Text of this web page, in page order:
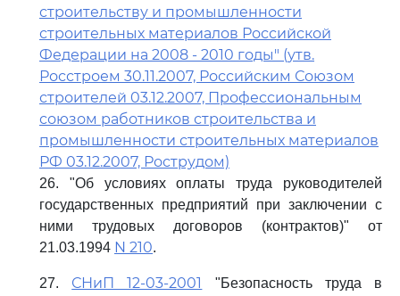
строительству и промышленности
строительных материалов Российской
Федерации на 2008 - 2010 годы" (утв.
Росстроем 30.11.2007, Российским Союзом
строителей 03.12.2007, Профессиональным
союзом работников строительства и
промышленности строительных материалов
РФ 03.12.2007, Рострудом)
26. "Об условиях оплаты труда руководителей
государственных предприятий при заключении с
ними трудовых договоров (контрактов)" от
21.03.1994 N 210.
27. СНиП 12-03-2001
"Безопасность труда в